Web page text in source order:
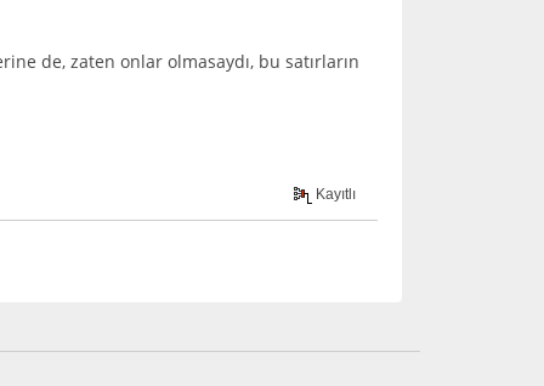
de, zaten onlar olmasaydı, bu satırların
Kayıtlı